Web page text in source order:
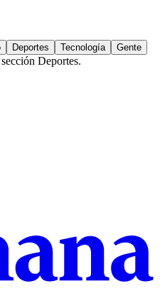
Deportes Tecnología Gente
Deportes.